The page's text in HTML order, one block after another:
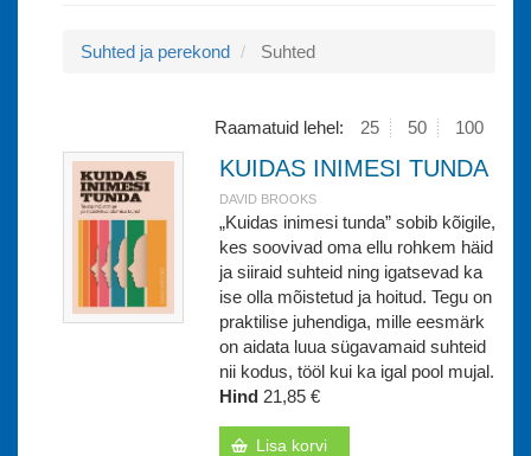
out)
Suhted ja perekond Suhted
Raamatuid lehel: 25 50 100
KUIDAS INIMESI TUNDA
DAVID BROOKS
„Kuidas inimesi tunda” sobib kõigile,
kes soovivad oma ellu rohkem häid
ja siiraid suhteid ning igatsevad ka
ise olla mõistetud ja hoitud. Tegu on
praktilise juhendiga, mille eesmärk
on aidata luua sügavamaid suhteid
nii kodus, tööl kui ka igal pool mujal.
Hind 21,85 €
Lisa korvi